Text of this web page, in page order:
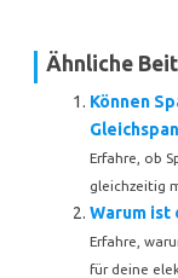
Ähnliche
Können
Erfahre, ob
gleichzeitig
Warum ist
Erfahre,
für deine